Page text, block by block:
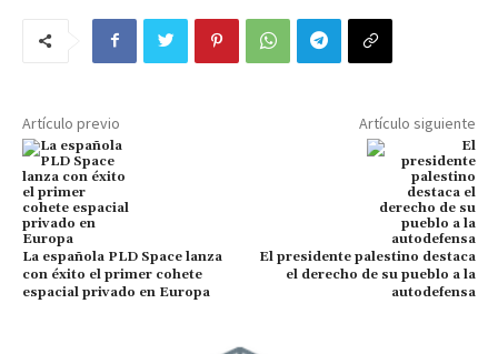
Artículo previo
La española PLD Space lanza
con éxito el primer cohete
espacial privado en Europa
Artículo siguiente
El presidente palestino destaca
el derecho de su pueblo a la
autodefensa